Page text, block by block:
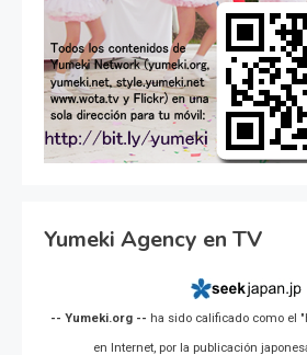
Yumeki Agency en TV
-- Yumeki.org -- ha sido calificado como el
en Internet, por la publicación